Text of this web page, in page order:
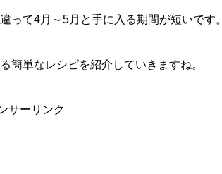
って4月～5月と手に入る期間が短いです。
簡単なレシピを紹介していきますね。
サーリンク